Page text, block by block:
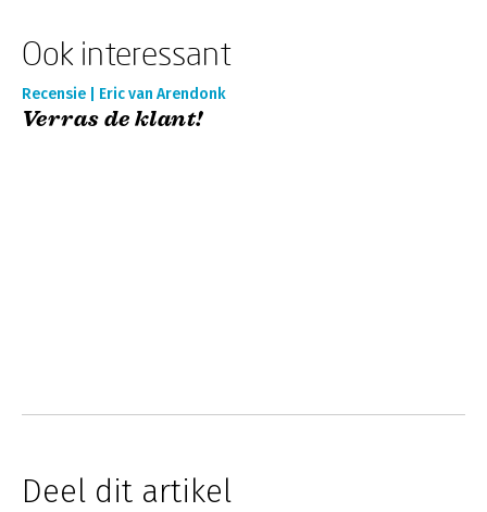
Ook interessant
Recensie | Eric van Arendonk
Verras de klant!
Deel dit artikel